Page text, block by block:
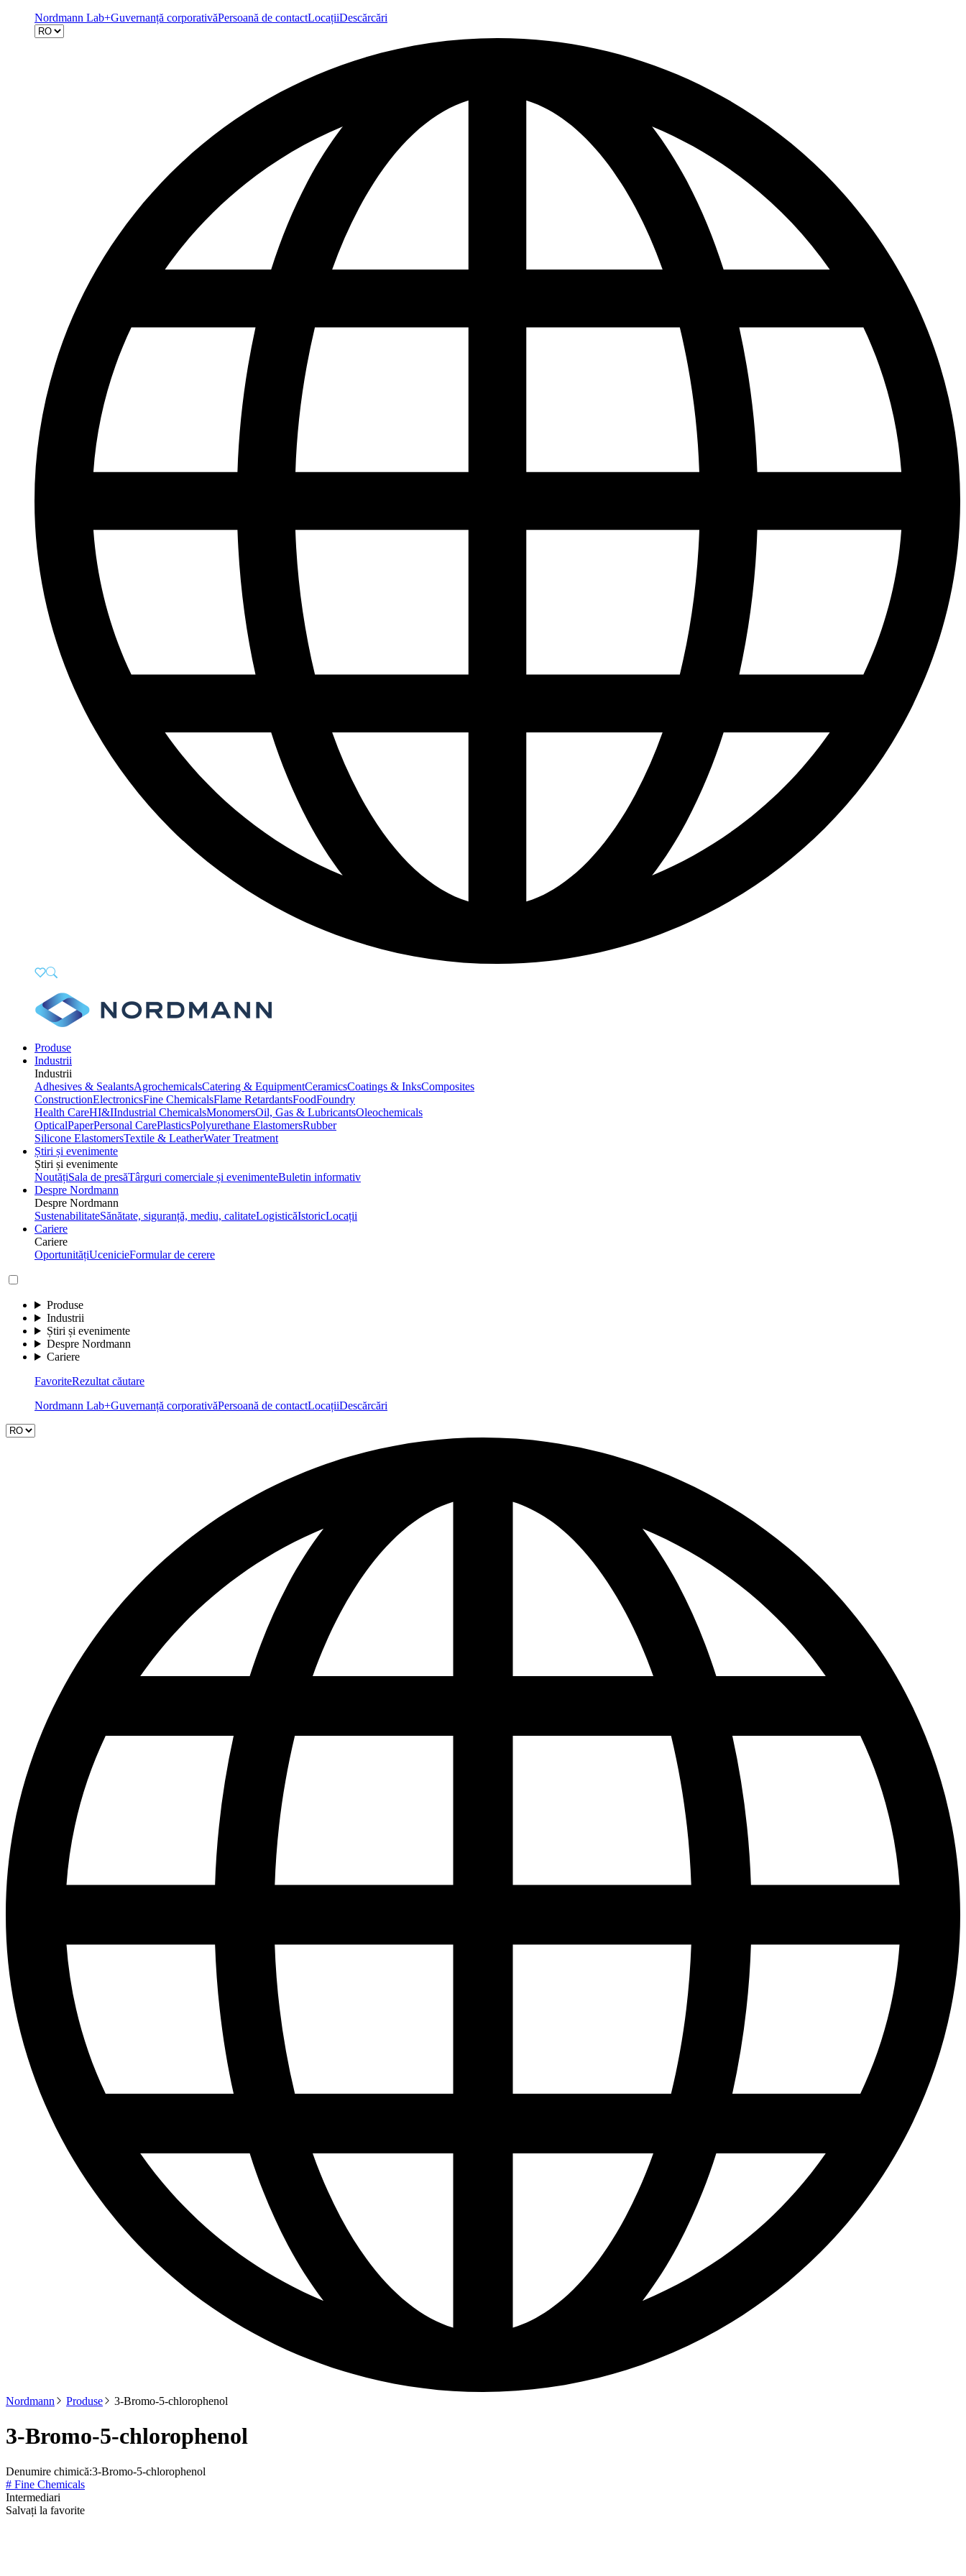
Nordmann Lab+Guvernanță corporativăPersoană de contactLocațiiDescărcări
Produse
Industrii
Industrii
Adhesives & SealantsAgrochemicalsCatering & EquipmentCeramicsCoatings & InksComposites
ConstructionElectronicsFine ChemicalsFlame RetardantsFoodFoundry
Health CareHI&IIndustrial ChemicalsMonomersOil, Gas & LubricantsOleochemicals
OpticalPaperPersonal CarePlasticsPolyurethane ElastomersRubber
Silicone ElastomersTextile & LeatherWater Treatment
Știri și evenimente
Știri și evenimente
NoutățiSala de presăTârguri comerciale și evenimenteBuletin informativ
Despre Nordmann
Despre Nordmann
SustenabilitateSănătate, siguranță, mediu, calitateLogisticăIstoricLocații
Cariere
Cariere
OportunitățiUcenicieFormular de cerere
Produse
Industrii
Știri și evenimente
Despre Nordmann
Cariere
FavoriteRezultat căutare
Nordmann Lab+Guvernanță corporativăPersoană de contactLocațiiDescărcări
Nordmann Produse 3-Bromo-5-chlorophenol
3-Bromo-5-chlorophenol
Denumire chimică:3-Bromo-5-chlorophenol
# Fine Chemicals
Intermediari
Salvați la favorite